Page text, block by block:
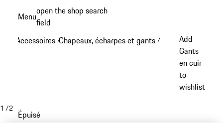
principal
Menuopen the shop search
field
Accessoires /Chapeaux, écharpes et gants /
Add
Gants
en cuir
to
wishlist
1 /2
Épuisé